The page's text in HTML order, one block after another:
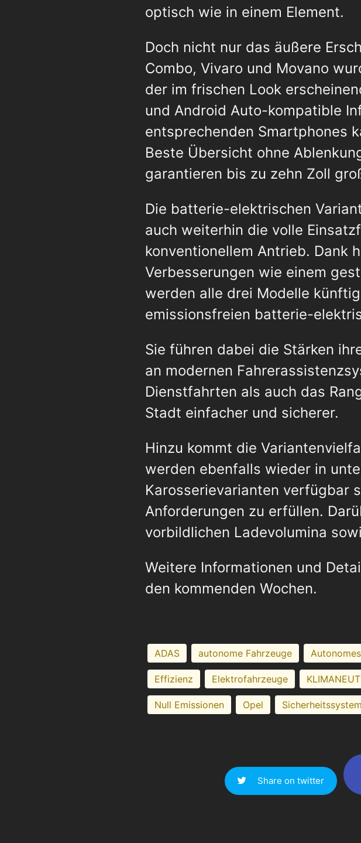
optisch wie in einem Element.
Doch nicht nur das äußere
Combo, Vivaro und Movano
der im frischen Look
und Android Auto-kompatible
entsprechenden Smartphones
Beste Übersicht ohne
garantieren bis zu zehn Zoll
Die batterie-elektrischen
auch weiterhin die volle
konventionellem Antrieb. Dank
Verbesserungen wie einem
werden alle drei Modelle
emissionsfreien batterie-
Sie führen dabei die Stärken
an modernen
Dienstfahrten als auch das
Stadt einfacher und sicherer.
Hinzu kommt die
werden ebenfalls wieder in
Karosserievarianten verfügbar
Anforderungen zu erfüllen.
vorbildlichen Ladevolumina
Weitere Informationen und
den kommenden Wochen.
ADAS autonome Fahrzeuge
Effizienz Elektrofahrzeuge
Null Emissionen Opel
Share on twitter